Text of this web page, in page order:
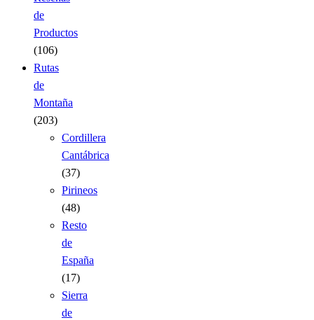
de
Productos
(106)
Rutas
de
Montaña
(203)
Cordillera
Cantábrica
(37)
Pirineos
(48)
Resto
de
España
(17)
Sierra
de